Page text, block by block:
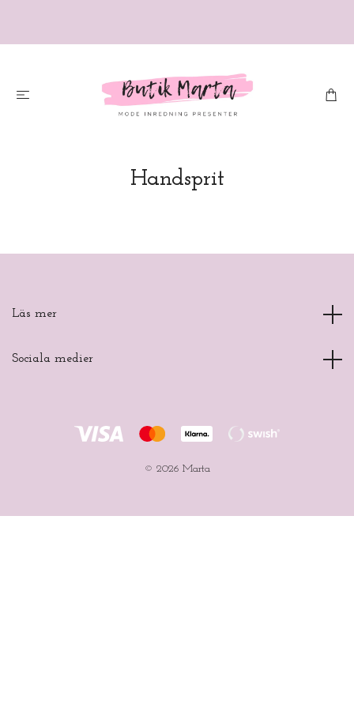
Handsprit
Läs mer
Sociala medier
© 2026 Marta